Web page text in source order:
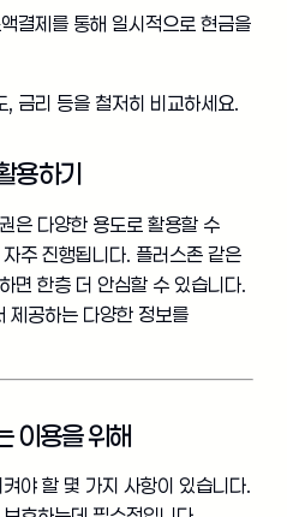
결제를 통해 일시적으로 현금을
금리 등을 철저히 비교하세요.
용하기
은 다양한 용도로 활용할 수
주 진행됩니다. 플러스존 같은
면 한층 더 안심할 수 있습니다.
제공하는 다양한 정보를
이용을 위해
야 할 몇 가지 사항이 있습니다.